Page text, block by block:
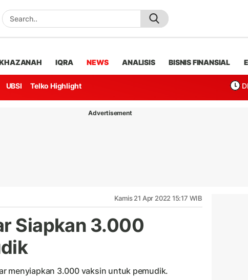
IQRA NEWS ANALISIS BISNIS FINANSIAL
UBSI Telko Highlight
Advertisement
Kamis 21 Apr 2022 15:17 WIB
Siapkan 3.000
menyiapkan 3.000 vaksin untuk pemudik.